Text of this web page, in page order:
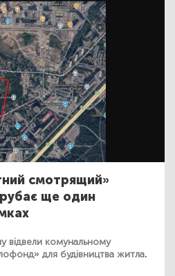
смотрящий»
ще один
відвели комунальному
для будівництва житла.